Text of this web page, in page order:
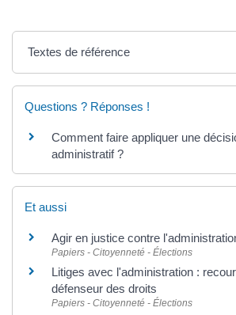
Textes de référence
Questions ? Réponses !
Comment faire appliquer une
administratif ?
Et aussi
Agir en justice contre
Papiers - Citoyenneté - Élections
Litiges avec l'administration :
défenseur des droits
Papiers - Citoyenneté - Élections